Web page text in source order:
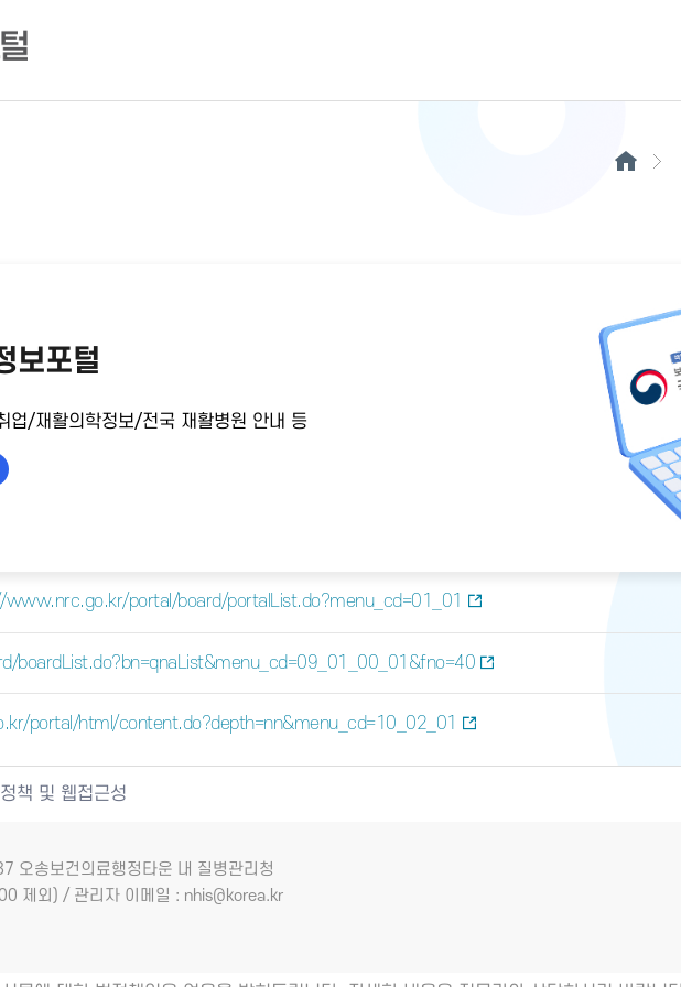
보포털
업/재활의학정보/전국 재활병원 안내 등
portal/board/portalList.do?menu_cd=01_01
boardList.do?bn=qnaList&menu_cd=09_01_00_01&fno=40
portal/html/content.do?depth=nn&menu_cd=10_02_01
책 및 웹접근성
오송보건의료행정타운 내 질병관리청
외) / 관리자 이메일 : nhis@korea.kr